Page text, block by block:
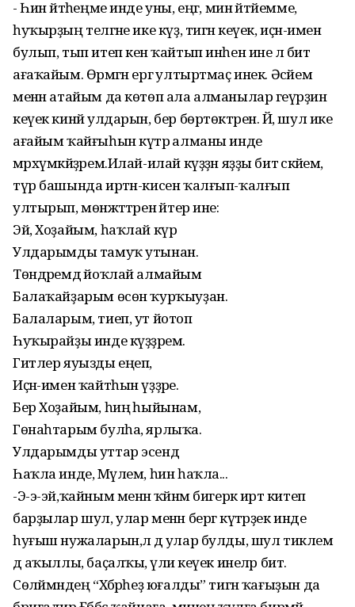
- Һин әйтәһеңме инде уны, еңгә, мин әйтәйемме,
һуҡырҙың теләгәне ике күҙ, тигән кеүек, иҫән-имен
булып, тып итеп кенә ҡайтып инһен ине лә бит
ағаҡайым. Өрмәгән ергә ултыртмаҫ инек. Әсәйем
менән атайым да көтөп ала алманылар геүәрҙин
кеүек кинйә улдарын, бер бөртөктәрен. Йә, шул ике
ағайым ҡайғыһын күтәрә алманы инде
мәрхүмкәйҙәрем.Илай-илай күҙҙән яҙҙы бит әсәкәйем,
түр башында иртән-кисен ҡалғып-ҡалғып
ултырып, мөнәжәттәрен әйтер ине:
Эй, Хоҙайым, һаҡлай күр
Улдарымды тамуҡ утынан.
Төндәремдә йоҡлай алмайым
Балаҡайҙарым өсөн ҡурҡыуҙан.
Балаларым, тиеп, ут йотоп
Һуҡырайҙы инде күҙҙәрем.
Гитлер яуызды еңеп,
Иҫән-имен ҡайтһын үҙҙәре.
Бер Хоҙайым, һиңә һыйынам,
Гөнаһтарым булһа, ярлыҡа.
Улдарымды уттар эсендә
Һаҡла инде, Мәүлем, һин һаҡла...
-Э-э-эй,ҡайным менән ҡәйнәм бигерәк иртә китеп
барҙылар шул, улар менән бергә күтәрҙек инде
һуғыш нужаларын,әл дә улар булды, шул тиклем
дә аҡыллы, баҫалҡы, әүлиә кеүек инеләр бит.
Сөләймәндең “Хәбәрһеҙ юғалды” тигән ҡағыҙын да